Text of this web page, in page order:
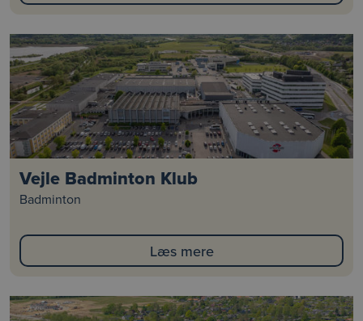
Vejle Badminton Klub
Badminton
Læs mere